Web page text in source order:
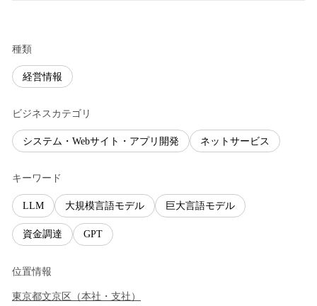
種類
経営情報
ビジネスカテゴリ
システム・Webサイト・アプリ開発 ネットサービス
キーワード
LLM 大規模言語モデル 巨大言語モデル
資金調達 GPT
位置情報
東京都文京区 （本社・支社 ）